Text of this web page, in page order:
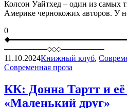
Колсон Уайтхед – один из самых
Америке чернокожих авторов. У
0
11.10.2024Книжный клуб,
Современная проза
КК: Донна Тартт и
«Маленький друг»